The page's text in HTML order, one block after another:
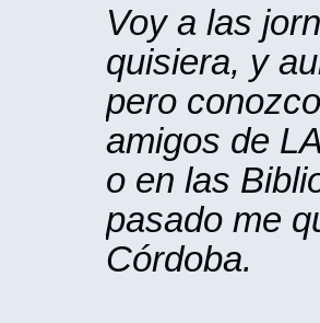
Voy a las
quisiera, y
pero
amigos de
o en las
pasado me
Córdoba.